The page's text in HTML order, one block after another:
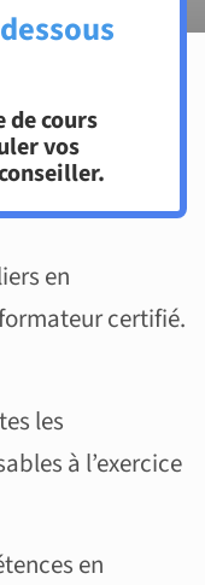
cours
vos
en
certifié.
les
à l’exercice
en